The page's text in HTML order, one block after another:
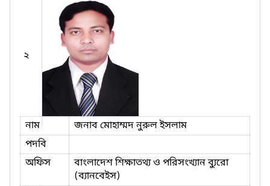
২
নাম
জনাব মোহাম্মদ নুরুল ইসলাম
পদবি
অফিস
বাংলাদেশ শিক্ষাতথ্য ও পরিসংখ্যান ব্যুরো
(ব্যানবেইস)